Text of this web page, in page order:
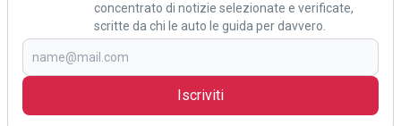
concentrato di notizie selezionate e verificate,
scritte da chi le auto le guida per davvero.
Iscriviti